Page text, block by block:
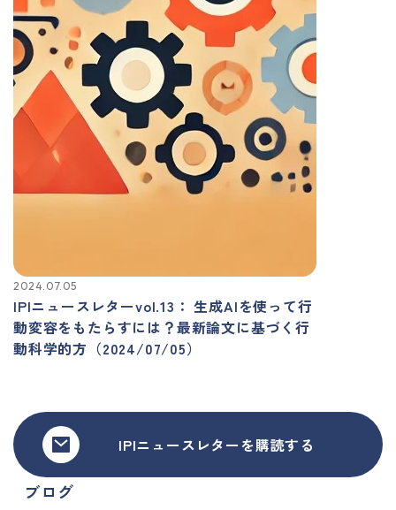
ブログ
2024.07.05
IPIニュースレターvol.13： 生成AIを使って行
動変容をもたらすには？最新論文に基づく行
動科学的方（2024/07/05）
IPIニュースレターを購読する